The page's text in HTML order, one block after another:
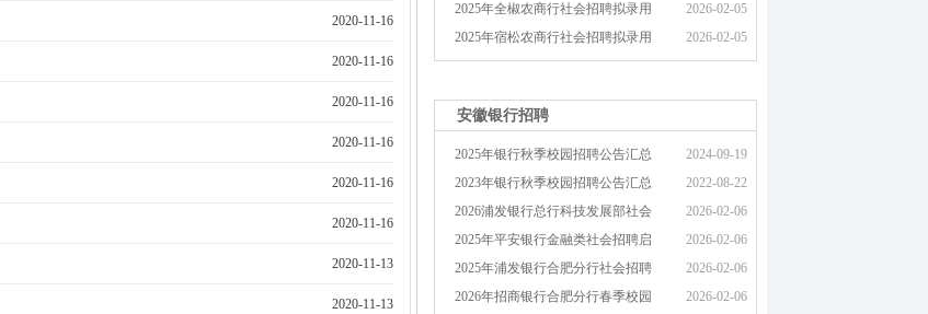
2025年全椒农商行社会招聘拟录用
2026-02-05
2025年宿松农商行社会招聘拟录用
2026-02-05
安徽银行招聘
2025年银行秋季校园招聘公告汇总
2024-09-19
2023年银行秋季校园招聘公告汇总
2022-08-22
2026浦发银行总行科技发展部社会
2026-02-06
2025年平安银行金融类社会招聘启
2026-02-06
2025年浦发银行合肥分行社会招聘
2026-02-06
2026年招商银行合肥分行春季校园
2026-02-06
2020-11-16
2020-11-16
2020-11-16
2020-11-16
2020-11-16
2020-11-16
2020-11-13
2020-11-13